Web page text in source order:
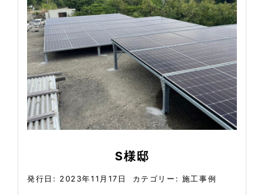
S様邸
発行日: 2023年11月17日 カテゴリー: 施工事例